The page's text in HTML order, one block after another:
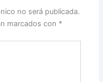
no será publicada.
marcados con *